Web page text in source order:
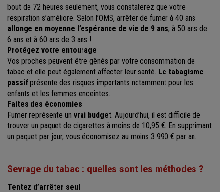
bout de 72 heures seulement, vous constaterez que votre
respiration s’améliore. Selon l’OMS, arrêter de fumer à 40 ans
allonge en moyenne l’espérance de vie de 9 ans, à 50 ans de
6 ans et à 60 ans de 3 ans !
Protégez votre entourage
Vos proches peuvent être gênés par votre consommation de
tabac et elle peut également affecter leur santé. Le tabagisme
passif présente des risques importants notamment pour les
enfants et les femmes enceintes.
Faites des économies
Fumer représente un vrai budget . Aujourd’hui, il est difficile de
trouver un paquet de cigarettes à moins de 10,95 €. En supprimant
un paquet par jour, vous économisez au moins 3 990 € par an.
Sevrage du tabac : quelles sont les méthodes ?
Tentez d’arrêter seul